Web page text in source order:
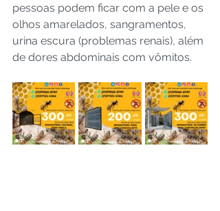
pessoas podem ficar com a pele e os
olhos amarelados, sangramentos,
urina escura (problemas renais), além
de dores abdominais com vômitos.